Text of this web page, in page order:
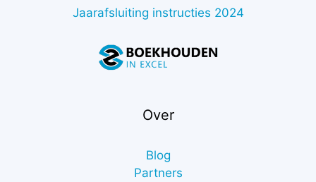
Jaarafsluiting instructies 2024
Over
Blog
Partners